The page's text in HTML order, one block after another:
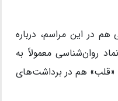
در این مراسم، درباره
روان‌شناسی معمولاً به
«قلب» هم در برداشت‌های